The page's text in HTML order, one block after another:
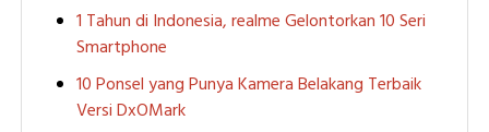
1 Tahun di Indonesia, realme Gelontorkan 10 Seri
Smartphone
10 Ponsel yang Punya Kamera Belakang Terbaik
Versi DxOMark